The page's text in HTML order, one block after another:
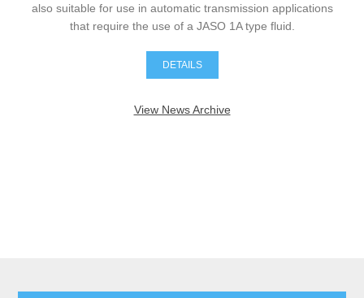
also suitable for use in automatic transmission applications
that require the use of a JASO 1A type fluid.
DETAILS
View News Archive